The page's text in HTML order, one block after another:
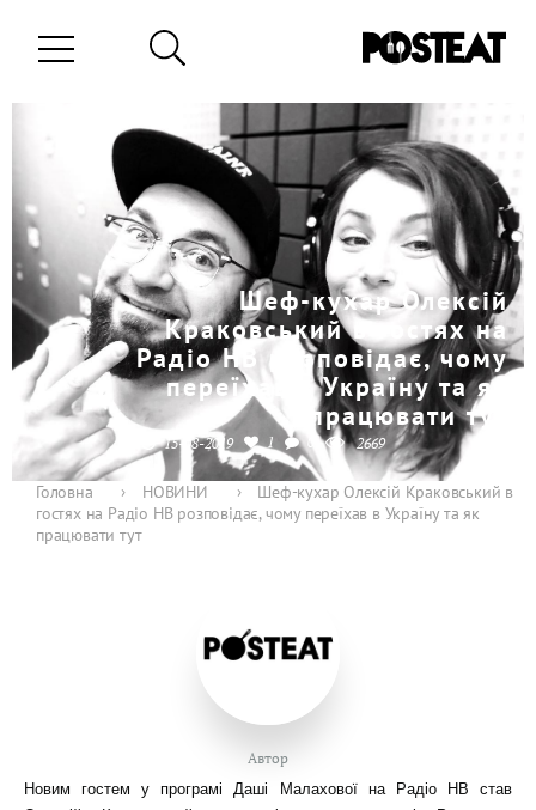
Шеф-кухар Олексій
Краковський в гостях на
Радіо НВ розповідає, чому
переїхав в Україну та як
працювати тут
15-08-2019 1 0 2669
Головна › НОВИНИ ›
Шеф-кухар Олексій Краковський в
гостях на Радіо НВ розповідає, чому переїхав в Україну та як
працювати тут
Автор
Новим гостем у програмі Даші Малахової на Радіо НВ став